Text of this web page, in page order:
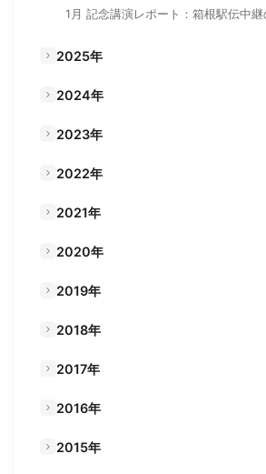
1月 記念講演レポート：箱根駅伝中継
2025年
2024年
2023年
2022年
2021年
2020年
2019年
2018年
2017年
2016年
2015年